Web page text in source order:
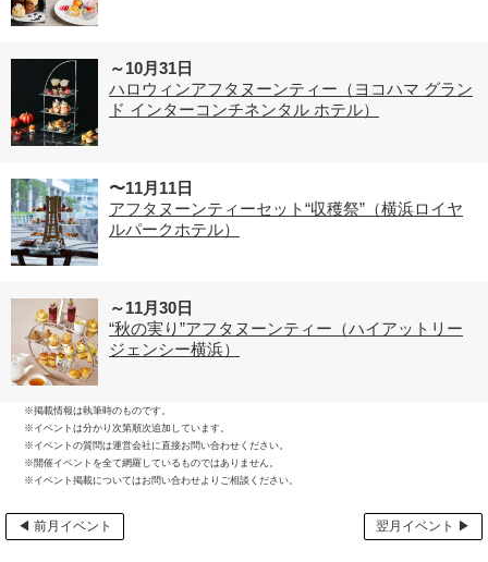
～10月31日
ハロウィンアフタヌーンティー（ヨコハマ グラン
ド インターコンチネンタル ホテル）
〜11月11日
アフタヌーンティーセット“収穫祭”（横浜ロイヤ
ルパークホテル）
～11月30日
“秋の実り”アフタヌーンティー（ハイアットリー
ジェンシー横浜）
※掲載情報は執筆時のものです。
※イベントは分かり次第順次追加しています。
※イベントの質問は運営会社に直接お問い合わせください。
※開催イベントを全て網羅しているものではありません。
※イベント掲載についてはお問い合わせよりご相談ください。
◀ 前月イベント 翌月イベント ▶